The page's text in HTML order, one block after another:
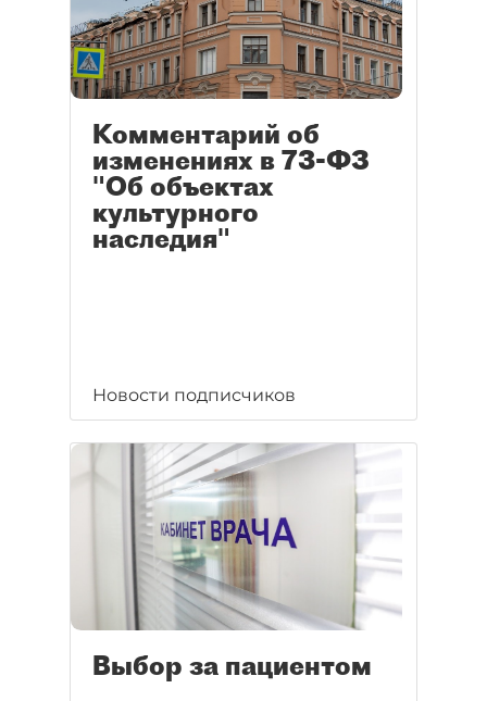
Комментарий об
изменениях в 73-ФЗ
"Об объектах
культурного
наследия"
Новости подписчиков
Выбор за пациентом